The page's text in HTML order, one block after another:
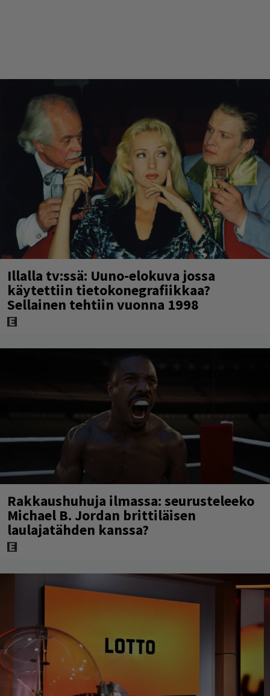
Illalla tv:ssä: Uuno-elokuva jossa
käytettiin tietokonegrafiikkaa?
Sellainen tehtiin vuonna 1998
Rakkaushuhuja ilmassa: seurusteleeko
Michael B. Jordan brittiläisen
laulajatähden kanssa?